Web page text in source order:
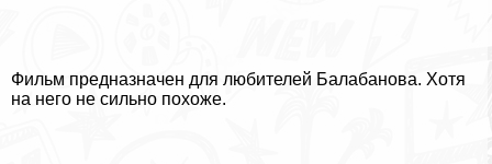
Фильм предназначен для любителей Балабанова. Хотя
на него не сильно похоже.